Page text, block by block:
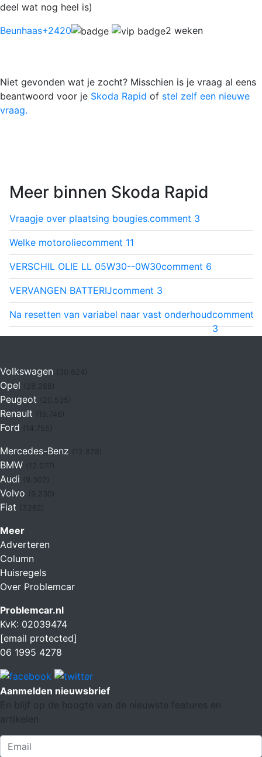
deel wat nog heel is)
Beunhaas+2420 2 weken
Niet gevonden wat je zocht? Misschien is je vraag al eens
beantwoord voor je Skoda Rapid of stel zelf een nieuwe
vraag.
Meer binnen Skoda Rapid
Vraagje over plaatsing bougies.comment 3
Welke motoroliecomment 11
VERSCHIL OLIE LL 05W30--0W30comment 6
VERVANGEN BATTERIJcomment 3
Na resetten van variabel naar vast onderhoudcomment
3
Volkswagen (30.624)
Opel
Peugeot
Renault (19.746)
Ford (14.755)
Mercedes-Benz
BMW
Audi
Volvo
Fiat (7.262)
Meer
Adverteren
Column
Huisregels
Over Problemcar
Problemcar.nl
KvK: 02039474
[email protected]
06 1995 4278
Aanmelden nieuwsbrief
En blijf op de hoogte van de nieuwste features en
artikelen